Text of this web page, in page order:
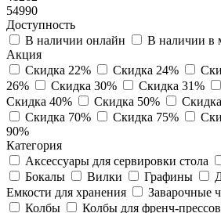
54990
Доступность
В наличии онлайн
В наличии в
Акция
Скидка 22%
Скидка 24%
26%
Скидка 30% Скидка 31%
Скидка 40%
Скидка 50%
Скидка 70%
Скидка 75%
90%
Категория
Аксессуары для сервировки стола
Бокалы
Вилки Графины
Емкости для хранения
Заварочные
Колбы
Колбы для френч-прессов